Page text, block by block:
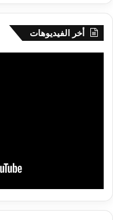
أخر الفيديوهات